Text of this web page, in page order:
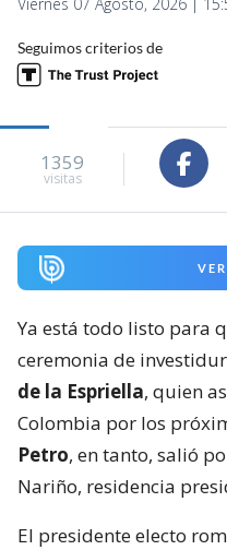
Seguimos criterios de
1359
visitas
Ya está todo listo para
ceremonia de
de la Espriella, quien
Colombia por los
Petro, en tanto, salió
Nariño, residencia
El presidente electo